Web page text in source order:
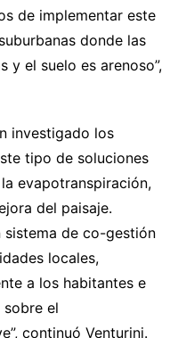
de implementar este
donde las
y el suelo es arenoso”,
investigado los
tipo de soluciones
evapotranspiración,
del paisaje.
sistema de co-gestión
locales,
a los habitantes e
sobre el
continuó Venturini.